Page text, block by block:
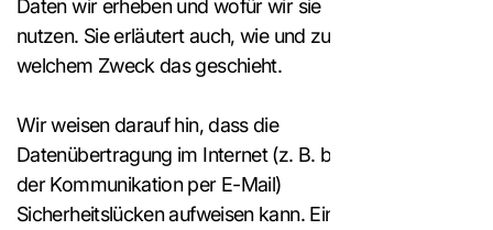
Daten wir erheben und wofür wir sie
nutzen. Sie erläutert auch, wie und zu
welchem Zweck das geschieht.
Wir weisen darauf hin, dass die
Datenübertragung im Internet (z. B. bei
der Kommunikation per E-Mail)
Sicherheitslücken aufweisen kann. Ein